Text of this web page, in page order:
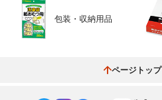
包装・収納用品
ページトップ